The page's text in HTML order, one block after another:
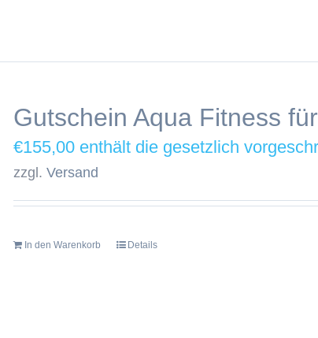
Gutschein Aqua Fitness
€155,00
zzgl.Versand
In den Warenkorb Details